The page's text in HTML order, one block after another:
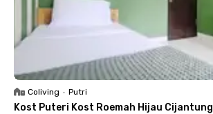
Coliving • Putri
Kost Puteri Kost Roemah Hijau Cijantung